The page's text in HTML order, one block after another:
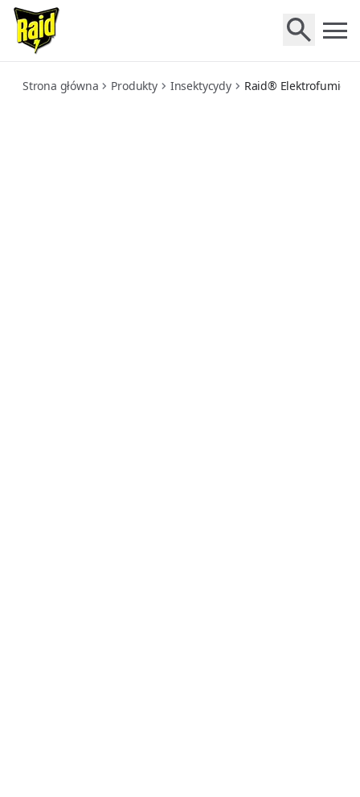
elektrofumigator-z-plynem-owadobojczym-przeciw-
Strona główna Produkty Insektycydy Raid®